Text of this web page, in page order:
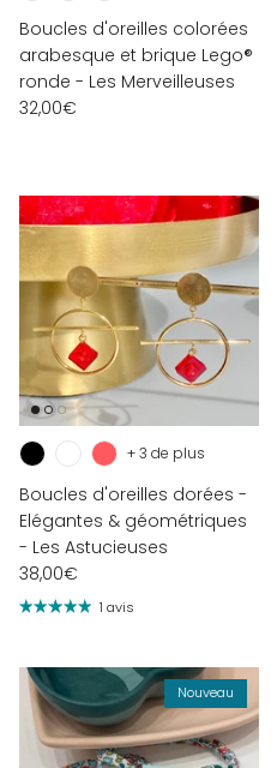
Boucles d'oreilles colorées
arabesque et brique Lego®
ronde - Les Merveilleuses
32,00€
Boucles d'oreilles dorées -
Elégantes & géométriques
- Les Astucieuses
38,00€
+ 3 de plus
1 avis
Nouveau